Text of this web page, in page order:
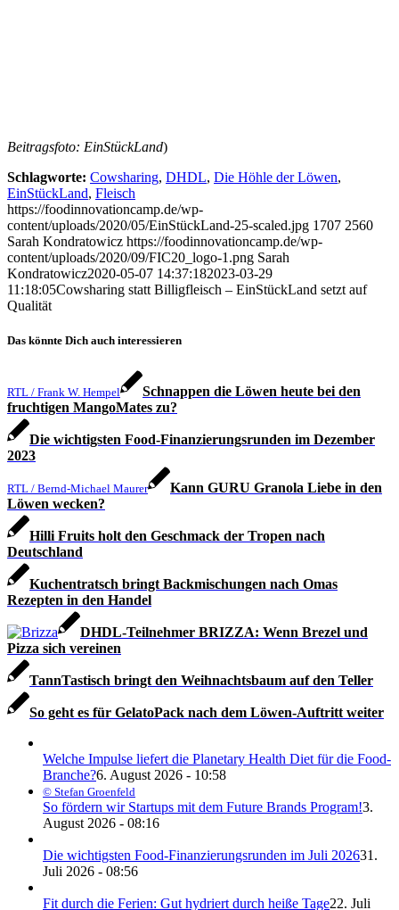
Beitragsfoto: EinStückLand)
Schlagworte: Cowsharing, DHDL, Die Höhle der Löwen,
EinStückLand, Fleisch
https://foodinnovationcamp.de/wp-
content/uploads/2020/05/EinStückLand-25-scaled.jpg 1707 2560
Sarah Kondratowicz https://foodinnovationcamp.de/wp-
content/uploads/2020/09/FIC20_logo-1.png Sarah
Kondratowicz2020-05-07 14:37:182023-03-29
11:18:05Cowsharing statt Billigfleisch – EinStückLand setzt auf
Qualität
Das könnte Dich auch interessieren
RTL / Frank W. Hempel
Schnappen die Löwen heute bei den
fruchtigen MangoMates zu?
Die wichtigsten Food-Finanzierungsrunden im Dezember
2023
RTL / Bernd-Michael Maurer
Kann GURU Granola Liebe in den
Löwen wecken?
Hilli Fruits holt den Geschmack der Tropen nach
Deutschland
Kuchentratsch bringt Backmischungen nach Omas
Rezepten in den Handel
DHDL-Teilnehmer BRIZZA: Wenn Brezel und
Pizza sich vereinen
TannTastisch bringt den Weihnachtsbaum auf den Teller
So geht es für GelatoPack nach dem Löwen-Auftritt weiter
Welche Impulse liefert die Planetary Health Diet für die Food-
Branche?6. August 2026 - 10:58
© Stefan Groenfeld
So fördern wir Startups mit dem Future Brands Program!3.
August 2026 - 08:16
Die wichtigsten Food-Finanzierungsrunden im Juli 202631.
Juli 2026 - 08:56
Fit durch die Ferien: Gut hydriert durch heiße Tage22. Juli